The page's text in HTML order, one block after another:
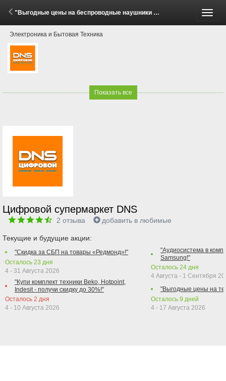
"Выгодные цены на беспроводные наушники Baseus!" (25 Июня - 22 Июля 2026)
Электроника и Бытовая Техника
Показать все
Цифровой супермаркет DNS
2 отзыва добавить в любимые
Текущие и будущие акции:
"Скидка за СБП на товары «Редмонд»!"
Осталось 23 дня
4 - 31 Августа 2026
"Купи комплект техники Beko, Hotpoint,
Indesit - получи скидку до 30%!"
Осталось 2 дня
4 - 10 Августа 2026
"Аудиосистема в
Samsung!"
Осталось 24 дня
4 Августа - 1 Сентября
"Выгодные цены на
Осталось 9 дней
4 - 17 Августа 2026